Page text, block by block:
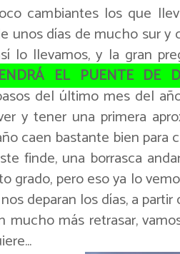
cambiantes los que
unos días de mucho sur y
lo llevamos, y la gran
EL PUENTE DE
del último mes del
y tener una primera
caen bastante bien para
finde, una borrasca
grado, pero eso ya lo
deparan los días, a
mucho más retrasar,